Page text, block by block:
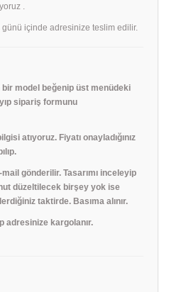
.
günü içinde adresinize teslim edilir.
bir model beğenip üst menüdeki
sipariş formunu
atıyoruz. Fiyatı onayladığınız
gönderilir. Tasarımı inceleyip
düzeltilecek birşey yok ise
taktirde. Basıma alınır.
adresinize kargolanır.